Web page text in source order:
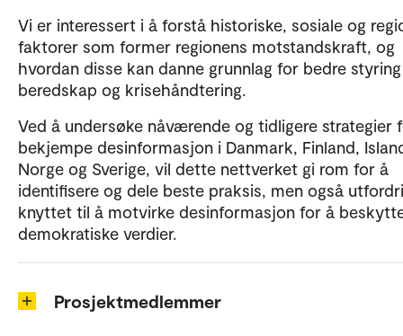
Vi er interessert i å forstå historiske, sosiale og
faktorer som former regionens motstandskraft, og
hvordan disse kan danne grunnlag for bedre
beredskap og krisehåndtering.
Ved å undersøke nåværende og tidligere strategier
bekjempe desinformasjon i Danmark, Finland,
Norge og Sverige, vil dette nettverket gi rom for å
identifisere og dele beste praksis, men også
knyttet til å motvirke desinformasjon for å
demokratiske verdier.
Prosjektmedlemmer